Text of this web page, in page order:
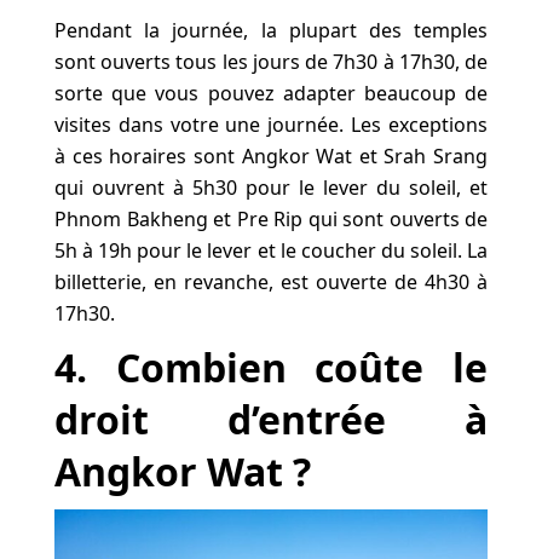
Pendant la journée, la plupart des temples
sont ouverts tous les jours de 7h30 à 17h30, de
sorte que vous pouvez adapter beaucoup de
visites dans votre une journée. Les exceptions
à ces horaires sont Angkor Wat et Srah Srang
qui ouvrent à 5h30 pour le lever du soleil, et
Phnom Bakheng et Pre Rip qui sont ouverts de
5h à 19h pour le lever et le coucher du soleil. La
billetterie, en revanche, est ouverte de 4h30 à
17h30.
4. Combien coûte le
droit d’entrée à
Angkor Wat ?